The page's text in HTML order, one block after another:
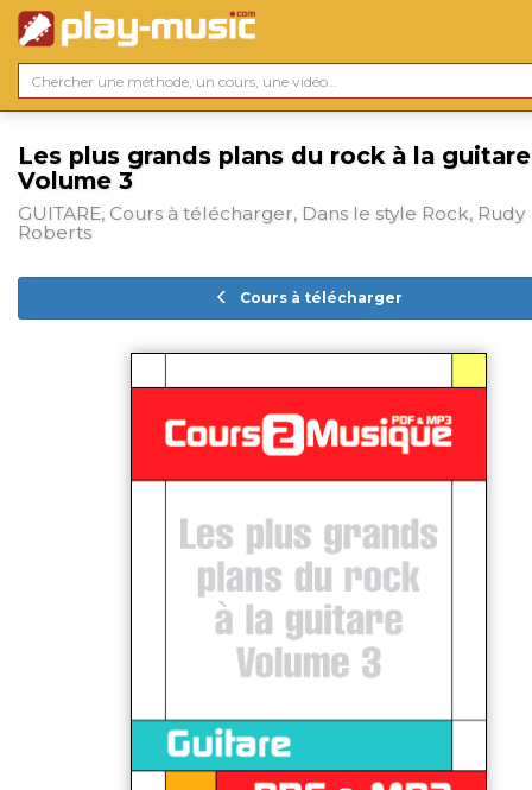
Les plus grands plans du rock à la
Volume 3
GUITARE, Cours à télécharger, Dans le style Rock, Rudy
Roberts
Cours à télécharger